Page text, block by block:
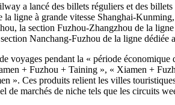
a lancé des billets réguliers et des
la ligne à grande vitesse Shanghai-
la section Fuzhou-Zhangzhou de la
Nanchang-Fuzhou de la ligne
voyages pendant la « période
+ Fuzhou + Taining », « Xiamen +
». Ces produits relient les villes
de marchés de niche tels que les circuits